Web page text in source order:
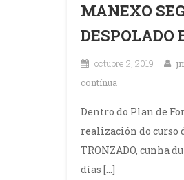
MANEXO
DESPOLADO
octubre 2, 2019
contínua
Dentro do Plan de
realización do curso
TRONZADO, cunha
días […]